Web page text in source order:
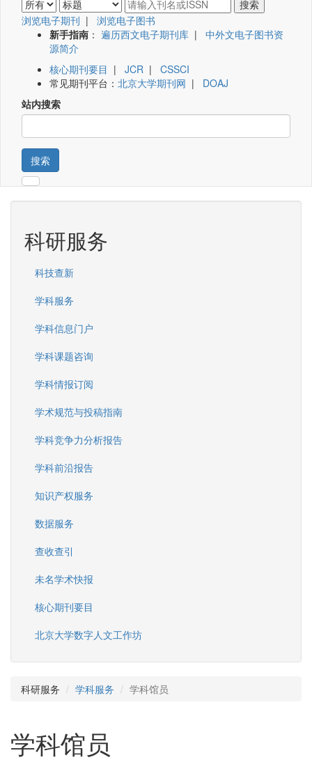
浏览电子期刊 | 浏览电子图书
新手指南 ： 遍历西文电子期刊库 | 中外文电子图书资
源简介
核心期刊要目 | JCR | CSSCI
常见期刊平台： 北京大学期刊网 | DOAJ
站内搜索
搜索
科研服务
科技查新
学科服务
学科信息门户
学科课题咨询
学科情报订阅
学术规范与投稿指南
学科竞争力分析报告
学科前沿报告
知识产权服务
数据服务
查收查引
未名学术快报
核心期刊要目
北京大学数字人文工作坊
科研服务 学科服务 学科馆员
学科馆员